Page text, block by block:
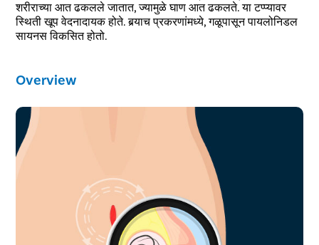
शरीराच्या आत ढकलले जातात, ज्यामुळे घाण आत ढकलते. या टप्प्यावर
स्थिती खूप वेदनादायक होते. बर्‍याच प्रकरणांमध्ये, गळूपासून पायलोनिडल
सायनस विकसित होतो.
Overview